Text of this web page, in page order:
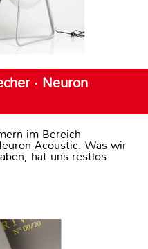
· Neuron
im Bereich
Acoustic. Was wir
hat uns restlos